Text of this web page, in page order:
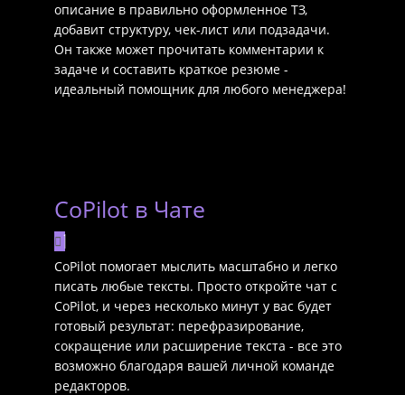
описание в правильно оформленное ТЗ,
добавит структуру, чек-лист или подзадачи.
Он также может прочитать комментарии к
задаче и составить краткое резюме -
идеальный помощник для любого менеджера!
CoPilot в Чате
CoPilot помогает мыслить масштабно и легко
писать любые тексты. Просто откройте чат с
CoPilot, и через несколько минут у вас будет
готовый результат: перефразирование,
сокращение или расширение текста - все это
возможно благодаря вашей личной команде
редакторов.